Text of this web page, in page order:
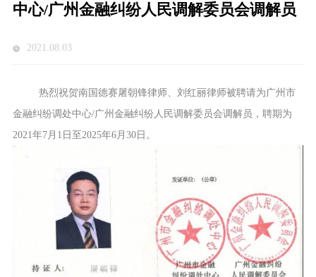
中心/广州金融纠纷人民调解委员会调解员
2021.08.03
热烈祝贺南国德赛屠朝锋律师、刘红丽律师被聘请为广州市
金融纠纷调处中心/广州金融纠纷人民调解委员会调解员，聘期为
2021年7月1日至2025年6月30日。